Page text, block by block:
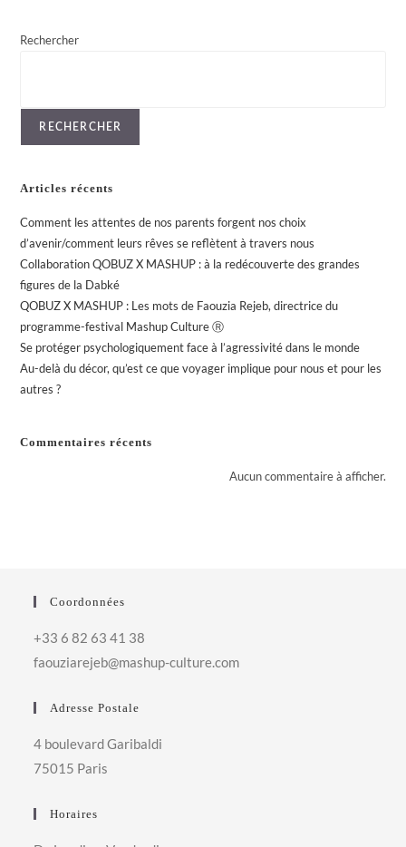
Rechercher
RECHERCHER
Articles récents
Comment les attentes de nos parents forgent nos choix
d’avenir/comment leurs rêves se reflètent à travers nous
Collaboration QOBUZ X MASHUP : à la redécouverte des grandes
figures de la Dabké
QOBUZ X MASHUP : Les mots de Faouzia Rejeb, directrice du
programme-festival Mashup Culture Ⓡ
Se protéger psychologiquement face à l’agressivité dans le monde
Au-delà du décor, qu’est ce que voyager implique pour nous et pour les
autres ?
Commentaires récents
Aucun commentaire à afficher.
Coordonnées
+33 6 82 63 41 38
faouziarejeb@mashup-culture.com​
Adresse Postale
4 boulevard Garibaldi
75015 Paris
Horaires